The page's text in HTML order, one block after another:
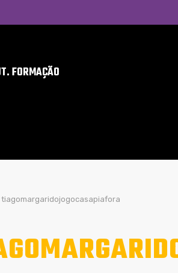
FORMAÇÃO
tiagomargaridojogocasapiafora